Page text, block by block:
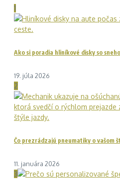
1
Ako si poradia hliníkové disky so
19. júla 2026
2
Čo prezrádzajú pneumatiky o vašom
11. januára 2026
3